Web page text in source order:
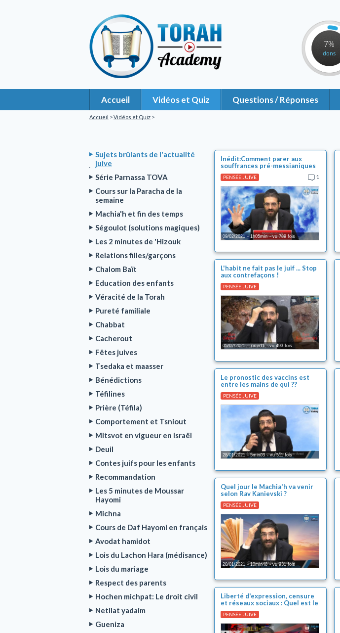
7%
dons
Accueil Vidéos et Quiz Questions / Réponses
Accueil >Vidéos et Quiz >
Sujets brûlants de l'actualité
juive
Série Parnassa TOVA
Cours sur la Paracha de la
semaine
Machia'h et fin des temps
Ségoulot (solutions magiques)
Les 2 minutes de 'Hizouk
Relations filles/garçons
Chalom Baït
Education des enfants
Véracité de la Torah
Pureté familiale
Chabbat
Cacherout
Fêtes juives
Tsedaka et maasser
Bénédictions
Téfilines
Prière (Téfila)
Comportement et Tsniout
Mitsvot en vigueur en Israël
Deuil
Contes juifs pour les enfants
Recommandation
Les 5 minutes de Moussar
Hayomi
Michna
Cours de Daf Hayomi en français
Avodat hamidot
Lois du Lachon Hara (médisance)
Lois du mariage
Respect des parents
Hochen michpat: Le droit civil
Netilat yadaim
Gueniza
Inédit:Comment parer aux
souffrances pré-messianiques
1
PENSÉE JUIVE
09/02/2021 1h05min vu 789 fois
L'habit ne fait pas le juif ... Stop
aux contrefaçons !
PENSÉE JUIVE
05/02/2021 7min11 vu 493 fois
Le pronostic des vaccins est
entre les mains de qui ??
PENSÉE JUIVE
28/01/2021 5min03 vu 511 fois
Quel jour le Machia'h va venir
selon Rav Kanievski ?
PENSÉE JUIVE
20/01/2021 10min48 vu 931 fois
Liberté d'expression, censure
et réseaux sociaux : Quel est le
piège effrayant ?
PENSÉE JUIVE